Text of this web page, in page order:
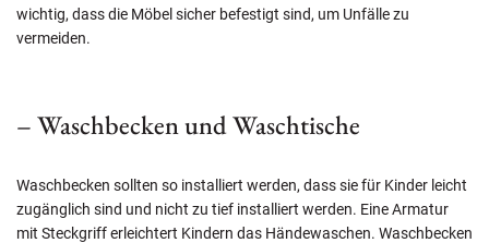
wichtig, dass die Möbel sicher befestigt sind, um Unfälle zu
vermeiden.
– Waschbecken und Waschtische
Waschbecken sollten so installiert werden, dass sie für Kinder leicht
zugänglich sind und nicht zu tief installiert werden. Eine Armatur
mit Steckgriff erleichtert Kindern das Händewaschen. Waschbecken